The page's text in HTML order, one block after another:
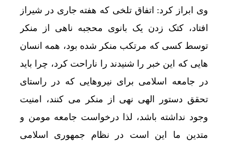
وی ابراز کرد: اتفاق تلخی که هفته جاری در شیراز
افتاد، کتک زدن یک بانوی محجبه ناهی از منکر
توسط کسی که مرتکب منکر شده بود، همه انسان
هایی که این خبر را شنیدند را ناراحت کرد، چرا باید
در جامعه اسلامی برای نیروهایی که در راستای
تحقق دستور الهی نهی از منکر می کنند، امنیت
وجود نداشته باشد، لذا درخواست جامعه مومن و
متدین ما این است در نظام جمهوری اسلامی